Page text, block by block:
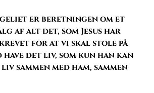
er beretningen om et
af alt det, som Jesus har
for at vi skal stole på
have det liv, som kun han kan
sammen med ham, sammen